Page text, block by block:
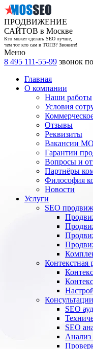
ПРОДВИЖЕНИЕ
САЙТОВ в Москве
Кто может сделать SEO лучше,
чем тот кто сам в ТОП3? Звоните!
Меню
8 495 111-55-99 звонок
Главная
О компании
Наши работы
Условия
Отзывы
Реквизиты
Вакансии
Гарантии
Вопросы и
Партнёры
Философия
Новости
Услуги
SEO
Контекстная
Консультации
SEO
SEO
Анализ